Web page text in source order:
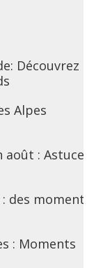
Découvrez
Alpes
: Astuces
des moments
: Moments